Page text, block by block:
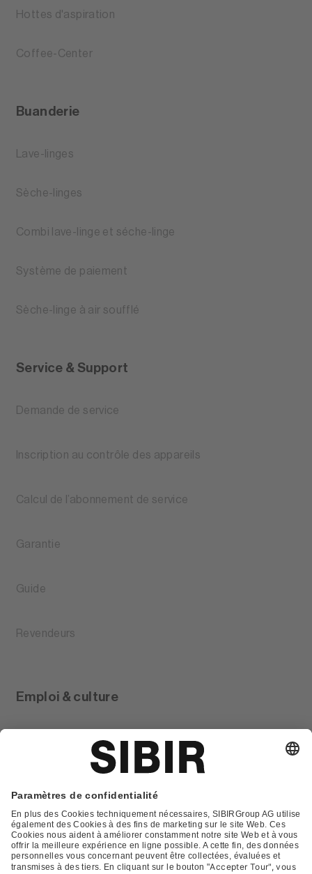
Hottes d'aspiration
Coffee-Center
Buanderie
Lave-linges
Sèche-linges
Combi lave-linge et séche-linge
Système de paiement
Sèche-linge à air soufflé
Service & Support
Demande de service
Inscription au contrôle des appareils
Calcul de l’abonnement de service
Garantie
Guide
Revendeurs
Emploi & culture
Contact
FAQ